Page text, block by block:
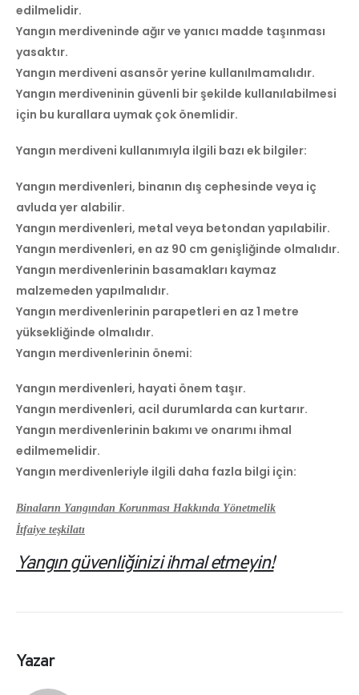
edilmelidir.
Yangın merdiveninde ağır ve yanıcı madde taşınması
yasaktır.
Yangın merdiveni asansör yerine kullanılmamalıdır.
Yangın merdiveninin güvenli bir şekilde kullanılabilmesi
için bu kurallara uymak çok önemlidir.
Yangın merdiveni kullanımıyla ilgili bazı ek bilgiler:
Yangın merdivenleri, binanın dış cephesinde veya iç
avluda yer alabilir.
Yangın merdivenleri, metal veya betondan yapılabilir.
Yangın merdivenleri, en az 90 cm genişliğinde olmalıdır.
Yangın merdivenlerinin basamakları kaymaz
malzemeden yapılmalıdır.
Yangın merdivenlerinin parapetleri en az 1 metre
yüksekliğinde olmalıdır.
Yangın merdivenlerinin önemi:
Yangın merdivenleri, hayati önem taşır.
Yangın merdivenleri, acil durumlarda can kurtarır.
Yangın merdivenlerinin bakımı ve onarımı ihmal
edilmemelidir.
Yangın merdivenleriyle ilgili daha fazla bilgi için:
Binaların Yangından Korunması Hakkında Yönetmelik
İtfaiye teşkilatı
Yangın güvenliğinizi ihmal etmeyin!
Yazar